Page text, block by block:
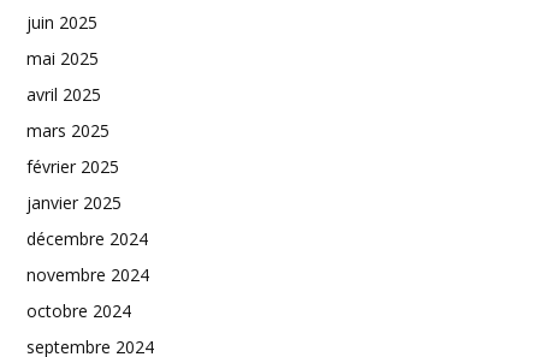
juin 2025
mai 2025
avril 2025
mars 2025
février 2025
janvier 2025
décembre 2024
novembre 2024
octobre 2024
septembre 2024